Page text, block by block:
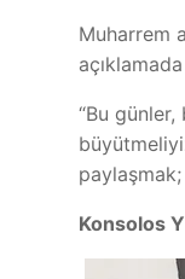
Muharrem
“Bu
Konsolos